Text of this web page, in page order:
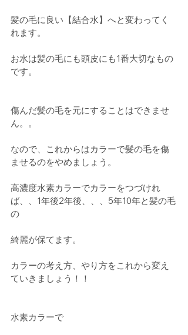
髪の毛に良い【結合水】へと変わってく
れます。
お水は髪の毛にも頭皮にも1番大切なもの
です。
傷んだ髪の毛を元にすることはできませ
ん。。
なので、これからはカラーで髪の毛を傷
ませるのをやめましょう。
高濃度水素カラーでカラーをつづけれ
ば、、1年後2年後、、、5年10年と髪の毛
の
綺麗が保てます。
カラーの考え方、やり方をこれから変え
ていきましょう！！
水素カラーで